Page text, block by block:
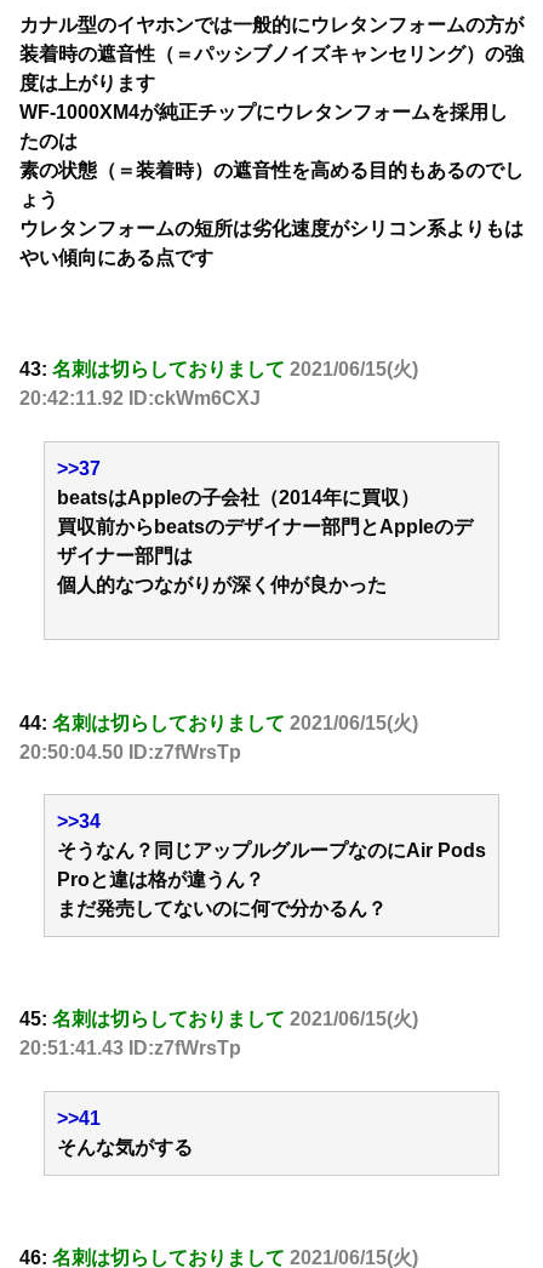
カナル型のイヤホンでは一般的にウレタンフォームの方が
装着時の遮音性（＝パッシブノイズキャンセリング）の強
度は上がります
WF-1000XM4が純正チップにウレタンフォームを採用し
たのは
素の状態（＝装着時）の遮音性を高める目的もあるのでし
ょう
ウレタンフォームの短所は劣化速度がシリコン系よりもは
やい傾向にある点です
43: 名刺は切らしておりまして 2021/06/15(火)
20:42:11.92 ID:ckWm6CXJ
>>37
beatsはAppleの子会社（2014年に買収）
買収前からbeatsのデザイナー部門とAppleのデ
ザイナー部門は
個人的なつながりが深く仲が良かった
44: 名刺は切らしておりまして 2021/06/15(火)
20:50:04.50 ID:z7fWrsTp
>>34
そうなん？同じアップルグループなのにAir Pods
Proと違は格が違うん？
まだ発売してないのに何で分かるん？
45: 名刺は切らしておりまして 2021/06/15(火)
20:51:41.43 ID:z7fWrsTp
>>41
そんな気がする
46: 名刺は切らしておりまして 2021/06/15(火)